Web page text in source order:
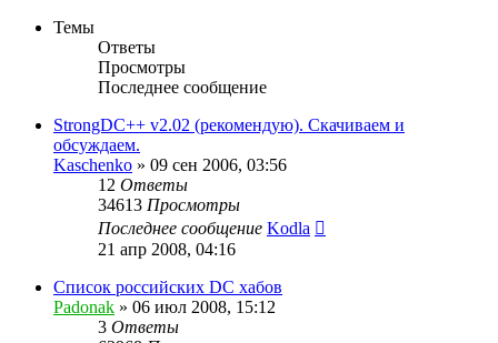
Темы
Ответы
Просмотры
Последнее сообщение
StrongDC++ v2.02 (рекомендую). Скачиваем и
обсуждаем.
Kaschenko » 09 сен 2006, 03:56
12 Ответы
34613 Просмотры
Последнее сообщение Kodla
21 апр 2008, 04:16
Список российских DC хабов
Padonak » 06 июл 2008, 15:12
3 Ответы